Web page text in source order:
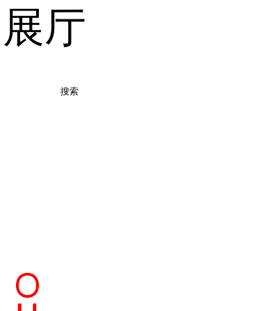
厅
搜索